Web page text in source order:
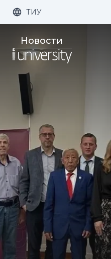
Размер шрифта:
Изображения:
ТИУ
Новости